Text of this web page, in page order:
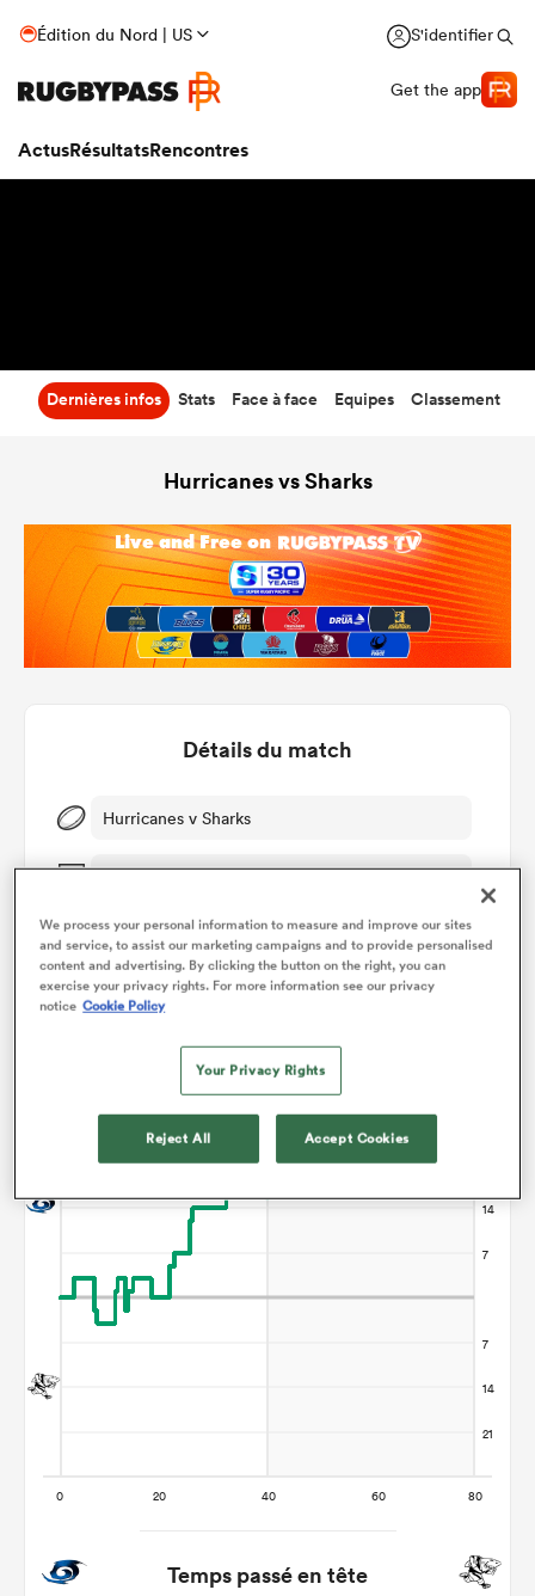
Édition du Nord | US S'identifier
Get the app
ActusRésultatsRencontres
Dernières infos Stats Face à face Equipes Classement
Hurricanes vs Sharks
Détails du match
Hurricanes v Sharks
Ven 14th Février 2020, 10:05pm PST
Hurricanes gagne +16
Temps passé en tête
We process your personal information to measure and improve our sites
and service, to assist our marketing campaigns and to provide personalised
content and advertising. By clicking the button on the right, you can
exercise your privacy rights. For more information see our privacy
notice Cookie Policy
Your Privacy Rights
Reject All Accept Cookies